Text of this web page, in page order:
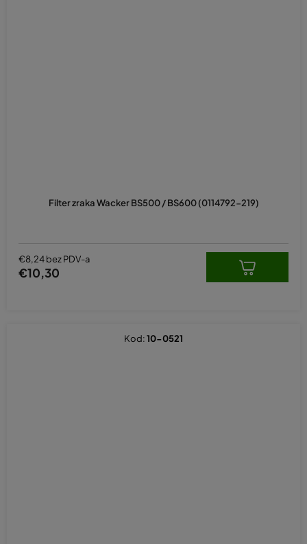
Filter zraka Wacker BS500 / BS600 (0114792-219)
€8,24 bez PDV-a
€10,30
Kod:10-0521